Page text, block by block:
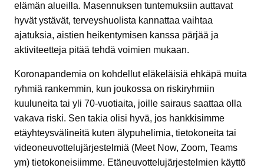
elämän alueilla. Masennuksen tuntemuksiin auttavat
hyvät ystävät, terveyshuolista kannattaa vaihtaa
ajatuksia, aistien heikentymisen kanssa pärjää ja
aktiviteetteja pitää tehdä voimien mukaan.
Koronapandemia on kohdellut eläkeläisiä ehkäpä muita
ryhmiä rankemmin, kun joukossa on riskiryhmiin
kuuluneita tai yli 70-vuotiaita, joille sairaus saattaa olla
vakava riski. Sen takia olisi hyvä, jos hankkisimme
etäyhteysvälineitä kuten älypuhelimia, tietokoneita tai
videoneuvottelujärjestelmiä (Meet Now, Zoom, Teams
ym) tietokoneisiimme. Etäneuvottelujärjestelmien käyttö